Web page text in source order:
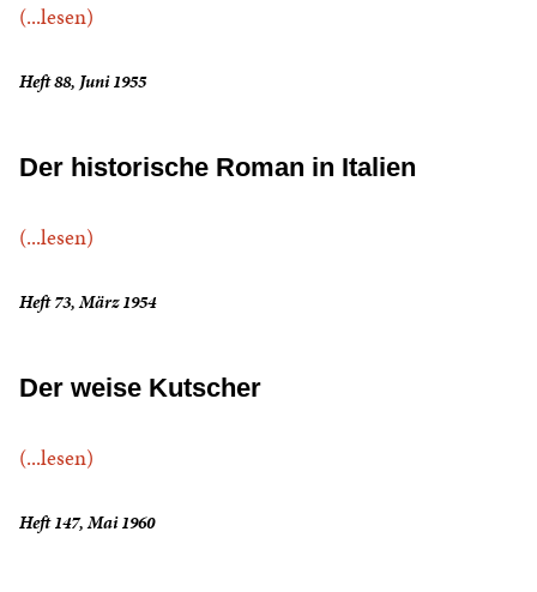
(...lesen)
Heft 88, Juni 1955
Der historische Roman in Italien
(...lesen)
Heft 73, März 1954
Der weise Kutscher
(...lesen)
Heft 147, Mai 1960